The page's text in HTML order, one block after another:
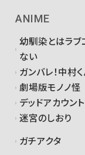
ANIME
幼馴染とはラブ
ない
ガンバレ！中村く
劇場版モノノ怪
デッドアカウント
迷宮のしおり
ガチアクタ